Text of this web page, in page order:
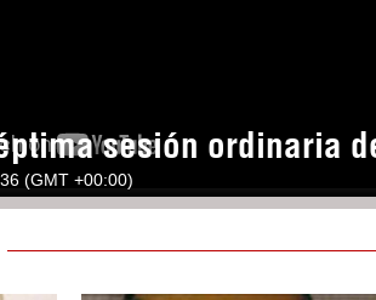
sesión ordinaria
(GMT +00:00)